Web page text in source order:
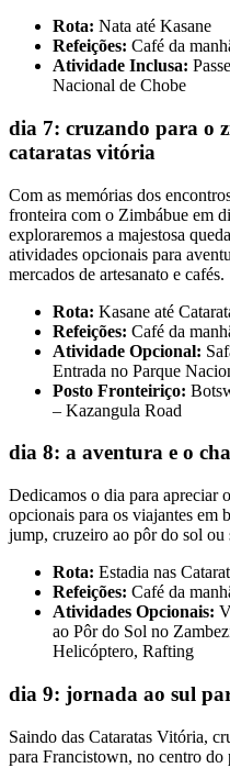
Rota: Nata até Kasane
Refeições: Café da
Atividade Inclusa:
Nacional de Chobe
dia 7: cruzando para o
cataratas vitória
Com as memórias dos
fronteira com o Zimbábue em
exploraremos a majestosa
atividades opcionais para
mercados de artesanato e cafés.
Rota: Kasane até
Refeições: Café da
Atividade Opcional:
Entrada no Parque
Posto Fronteiriço:
– Kazangula Road
dia 8: a aventura e o
Dedicamos o dia para apreciar
opcionais para os viajantes em
jump, cruzeiro ao pôr do sol ou
Rota: Estadia nas
Refeições: Café da
Atividades Opcionais:
ao Pôr do Sol no
Helicóptero, Rafting
dia 9: jornada ao sul
Saindo das Cataratas Vitória,
para Francistown, no centro do